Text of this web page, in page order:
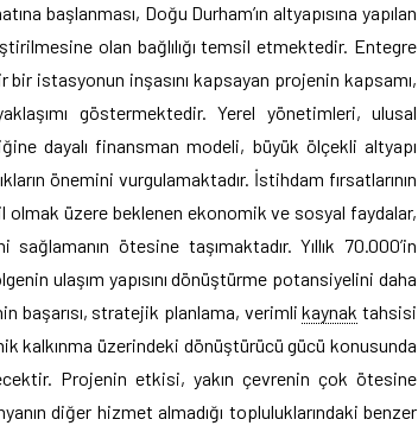
başlanması, Doğu Durham’ın altyapısına yapılan
olan bağlılığı temsil etmektedir. Entegre
bir istasyonun inşasını kapsayan projenin kapsamı,
göstermektedir. Yerel yönetimleri, ulusal
dayalı finansman modeli, büyük ölçekli altyapı
önemini vurgulamaktadır. İstihdam fırsatlarının
üzere beklenen ekonomik ve sosyal faydalar,
ötesine taşımaktadır. Yıllık 70.000’in
ulaşım yapısını dönüştürme potansiyelini daha
başarısı, stratejik planlama, verimlikaynak tahsisi
kalkınma üzerindeki dönüştürücü gücü konusunda
Projenin etkisi, yakın çevrenin çok ötesine
diğer hizmet almadığı topluluklarındaki benzer